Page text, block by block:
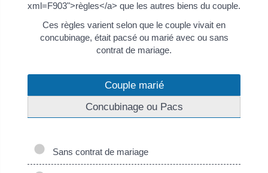
xml=F903">règles</a> que les autres biens du couple.
Ces règles varient selon que le couple vivait en
concubinage, était pacsé ou marié avec ou sans
contrat de mariage.
Couple marié
Concubinage ou Pacs
Sans contrat de mariage